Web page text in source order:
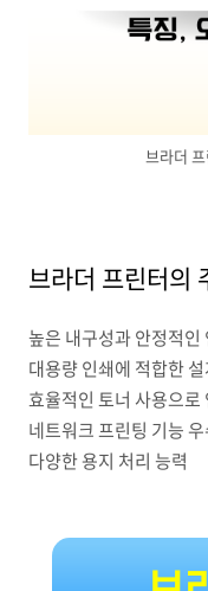
브라더
브라더 프린터의
높은 내구성과 안정적인
대용량 인쇄에 적합한
효율적인 토너 사용으로
네트워크 프린팅 기능
다양한 용지 처리 능력